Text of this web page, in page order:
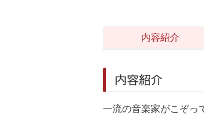
内容紹介
内容紹介
一流の音楽家がこぞっ